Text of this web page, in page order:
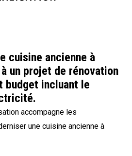
cuisine ancienne à
un projet de rénovation
budget incluant le
accompagne les
une cuisine ancienne à